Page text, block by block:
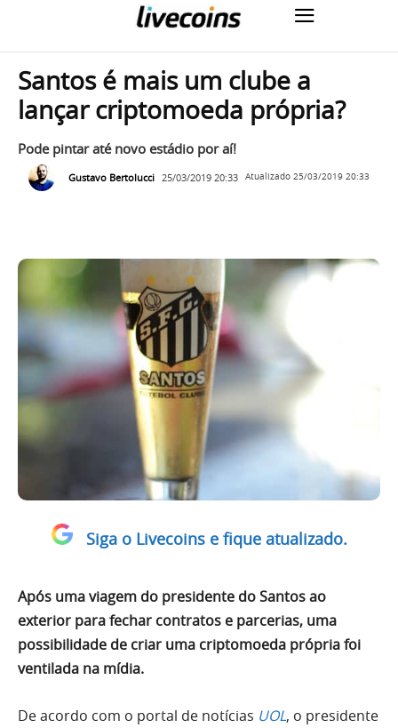
Santos é mais um clube a
lançar criptomoeda própria?
Pode pintar até novo estádio por aí!
Gustavo Bertolucci 25/03/2019 20:33 Atualizado 25/03/2019 20:33
Siga o Livecoins e fique atualizado.
Após uma viagem do presidente do Santos ao
exterior para fechar contratos e parcerias, uma
possibilidade de criar uma criptomoeda própria foi
ventilada na mídia.
De acordo com o portal de notícias UOL, o presidente